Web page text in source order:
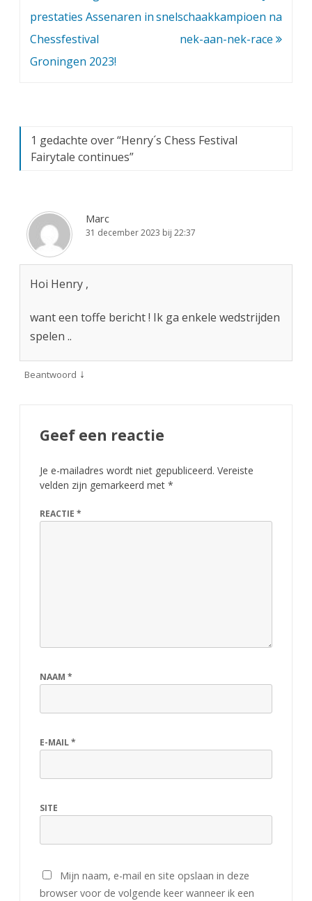
navigatie
prestaties Assenaren in
Chessfestival
Groningen 2023!
snelschaakkampioen na
nek-aan-nek-race
1 gedachte over “Henry´s Chess Festival
Fairytale continues”
Marc
31 december 2023 bij 22:37
Hoi Henry ,
want een toffe bericht ! Ik ga enkele wedstrijden
spelen ..
Beantwoord ↓
Geef een reactie
Je e-mailadres wordt niet gepubliceerd. Vereiste
velden zijn gemarkeerd met *
REACTIE *
NAAM *
E-MAIL*
SITE
Mijn naam, e-mail en site opslaan in deze
browser voor de volgende keer wanneer ik een